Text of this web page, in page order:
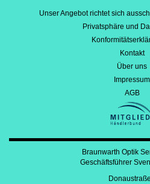
Unser Angebot richtet sich
Privatsphäre und
Kontakt
Über uns
Impressum
AGB
Braunwarth Optik
Geschäftsführer